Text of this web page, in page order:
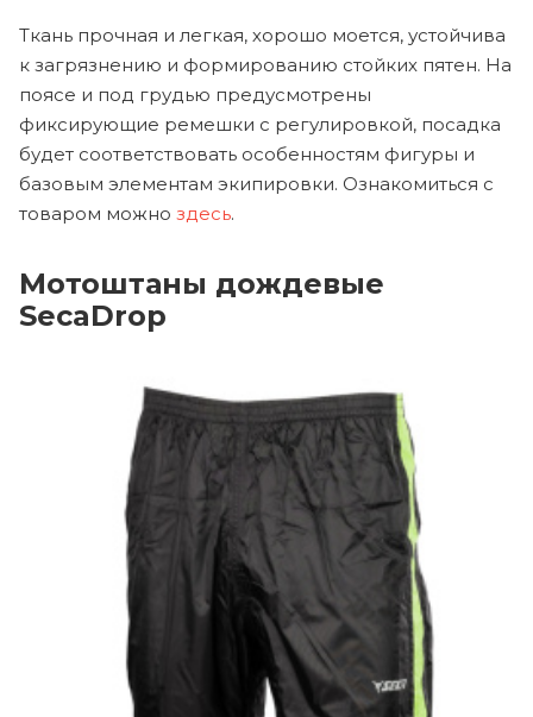
Ткань прочная и легкая, хорошо моется, устойчива
к загрязнению и формированию стойких пятен. На
поясе и под грудью предусмотрены
фиксирующие ремешки с регулировкой, посадка
будет соответствовать особенностям фигуры и
базовым элементам экипировки. Ознакомиться с
товаром можно здесь.
Мотоштаны дождевые
SecaDrop